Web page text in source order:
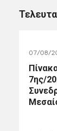
07/08/
7ης/